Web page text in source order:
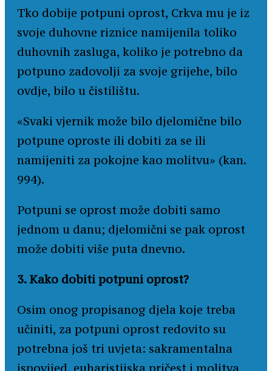
Tko dobije potpuni oprost, Crkva mu je iz
svoje duhovne riznice namijenila toliko
duhovnih zasluga, koliko je potrebno da
potpuno zadovolji za svoje grijehe, bilo
ovdje, bilo u čistilištu.
«Svaki vjernik može bilo djelomične bilo
potpune oproste ili dobiti za se ili
namijeniti za pokojne kao molitvu» (kan.
994).
Potpuni se oprost može dobiti samo
jednom u danu; djelomični se pak oprost
može dobiti više puta dnevno.
3. Kako dobiti potpuni oprost?
Osim onog propisanog djela koje treba
učiniti, za potpuni oprost redovito su
potrebna još tri uvjeta: sakramentalna
ispovijed, euharistijska pričest i molitva